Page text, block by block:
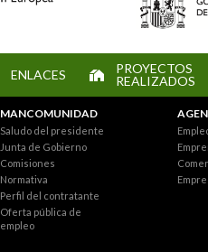
ENLACES
PROYECTOS
REALIZADOS
MANCOMUNIDAD
Saludo del presidente
Junta de Gobierno
Comisiones
Normativa
Perfil del contratante
Oferta pública de
empleo